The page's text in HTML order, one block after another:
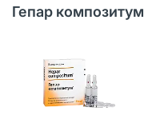
Гепар композитум